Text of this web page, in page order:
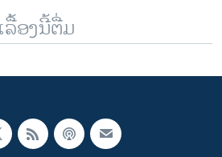
ອງນີ້ຕື່ມ